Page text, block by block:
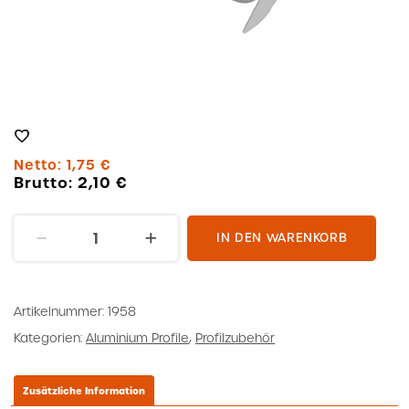
Netto: 1,75 €
Brutto: 2,10 €
Menge
IN DEN WARENKORB
Artikelnummer: 1958
Kategorien: Aluminium Profile, Profilzubehör
Zusätzliche Information